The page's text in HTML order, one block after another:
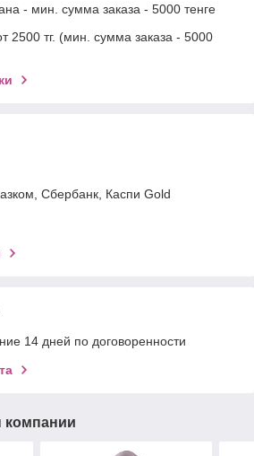
- мин. сумма заказа - 5000 тенге
2500 тг. (мин. сумма заказа - 5000
Сбербанк, Каспи Gold
14 дней по договоренности